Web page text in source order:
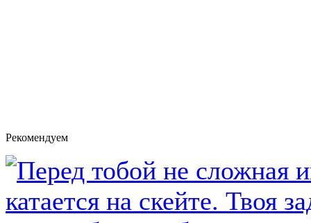
Рекомендуем